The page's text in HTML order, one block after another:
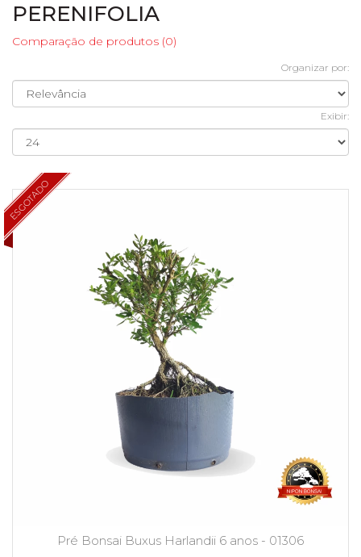
PERENIFOLIA
Comparação de produtos (0)
Organizar por:
Exibir:
ESGOTADO
Pré Bonsai Buxus Harlandii 6 anos - 01306